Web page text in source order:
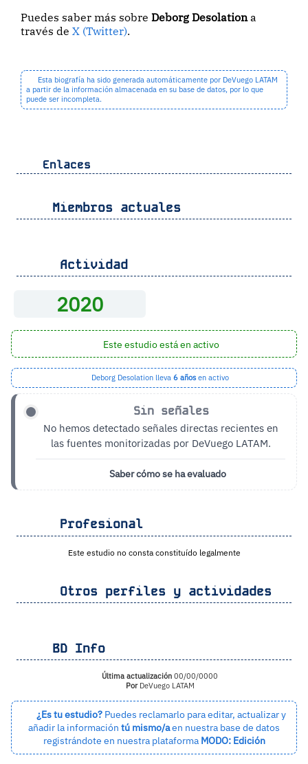
Puedes saber más sobreDeborg Desolationa
través deX (Twitter).
Esta biografía ha sido generada automáticamente por DeVuego LATAM
a partir de la información almacenada en su base de datos, por lo que
puede ser incompleta.
Enlaces
Miembros actuales
Actividad
2020
Este estudio está en activo
Deborg Desolation lleva 6 añosen activo
Sin señales
No hemos detectado señales directas recientes en
las fuentes monitorizadas por DeVuego LATAM.
Saber cómo se ha evaluado
Profesional
Este estudio no consta constituído legalmente
Otros perfiles y actividades
BD Info
Última actualización 00/00/0000
PorDeVuego LATAM
¿Es tu estudio? Puedes reclamarlo para editar, actualizar y
añadir la información tú mismo/aen nuestra base de datos
registrándote en nuestra plataforma MODO: Edición